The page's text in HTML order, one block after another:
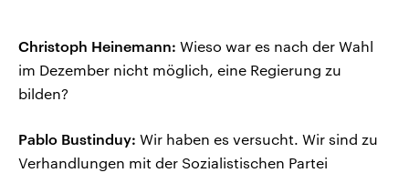
Christoph Heinemann: Wieso war es nach der Wahl
im Dezember nicht möglich, eine Regierung zu
bilden?
Pablo Bustinduy: Wir haben es versucht. Wir sind zu
Verhandlungen mit der Sozialistischen Partei